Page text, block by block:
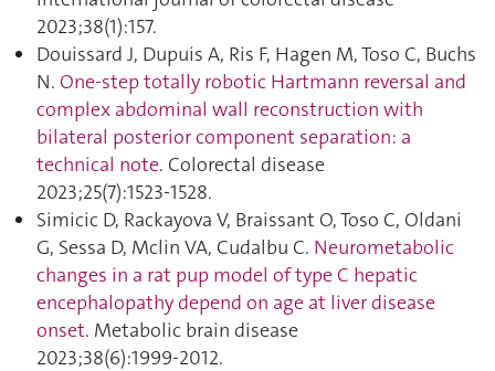
2023;38(1):157.
Douissard J, Dupuis A, Ris F, Hagen M, Toso C, Buchs
N. One-step totally robotic Hartmann reversal and
complex abdominal wall reconstruction with
bilateral posterior component separation: a
technical note. Colorectal disease
2023;25(7):1523‑1528.
Simicic D, Rackayova V, Braissant O, Toso C, Oldani
G, Sessa D, Mclin VA, Cudalbu C. Neurometabolic
changes in a rat pup model of type C hepatic
encephalopathy depend on age at liver disease
onset. Metabolic brain disease
2023;38(6):1999‑2012.